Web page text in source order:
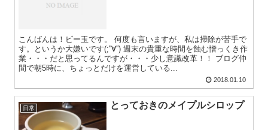
こんばんは！ビー玉です。 何度も言いますが、私は掃除が苦手で
す。というか大嫌いです(;''∀'') 週末の貴重な時間を蝕む憎っくき作
業・・・だと思ってるんですが・・・少し意識改革！！ ブログ仲
間で朝5時に、ちょっとだけを運営している...
2018.01.10
日常 とっておきのメイプルシロップ